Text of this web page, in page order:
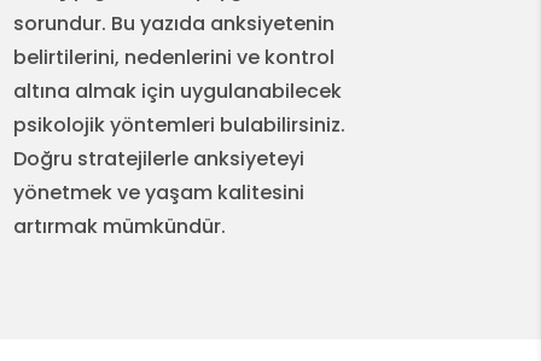
sorundur. Bu yazıda anksiyetenin
belirtilerini, nedenlerini ve kontrol
altına almak için uygulanabilecek
psikolojik yöntemleri bulabilirsiniz.
Doğru stratejilerle anksiyeteyi
yönetmek ve yaşam kalitesini
artırmak mümkündür.